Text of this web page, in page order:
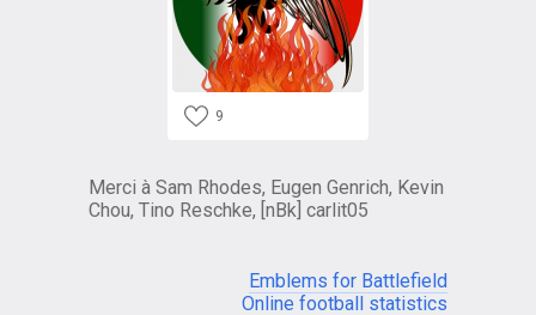
9
Merci à Sam Rhodes, Eugen Genrich, Kevin
Chou, Tino Reschke, [nBk] carlit05
Emblems for Battlefield
Online football statistics